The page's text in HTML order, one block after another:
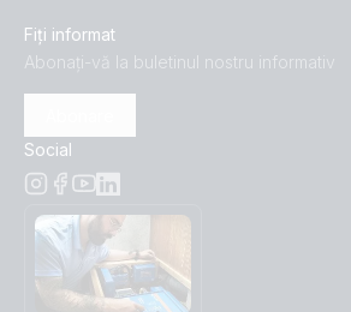
Fiți informat
Abonați-vă la buletinul nostru informativ
Social